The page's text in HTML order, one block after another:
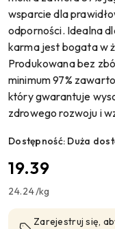
wsparcie dla
odporności. Idealna
karma jest bogata w
Produkowana bez
minimum 97%
który gwarantuje
zdrowego rozwoju i
Dostępność: Duża
cena:
19.39
24.24/kg
Zarejestruj się,